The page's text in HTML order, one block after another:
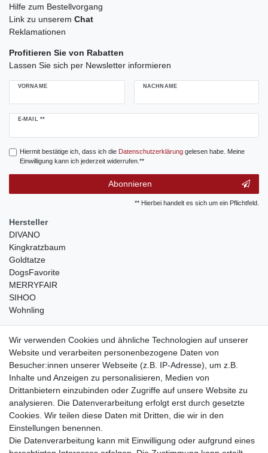
Hilfe zum Bestellvorgang
Link zu unserem Chat
Reklamationen
Profitieren Sie von Rabatten
Lassen Sie sich per Newsletter informieren
VORNAME NACHNAME
E-MAIL **
Newsletter
Hiermit bestätige ich, dass ich die Daten­schutz­erklärunggelesen habe. Meine
Einwilligung kann ich jederzeit widerrufen.**
Abonnieren
** Hierbei handelt es sich um ein Pflichtfeld.
Hersteller
DIVANO
Kingkratzbaum
Goldtatze
DogsFavorite
MERRYFAIR
SIHOO
Wohnling
weitere Shops
traumlampen- Lampen und Kronleuchter
kinderwagencenter- Exklusive und günstige Kinderwagen
gastrogeraete24- alles für Gastronomie und Imbiss
soziale Medien
Facebook
sicher einkaufen
Wir verwenden Cookies und ähnliche Technologien auf unserer
Website und verarbeiten personenbezogene Daten von
Besucher:innen unserer Webseite (z.B. IP-Adresse), um z.B.
Inhalte und Anzeigen zu personalisieren, Medien von
Drittanbietern einzubinden oder Zugriffe auf unsere Website zu
analysieren. Die Datenverarbeitung erfolgt erst durch gesetzte
Cookies. Wir teilen diese Daten mit Dritten, die wir in den
Einstellungen benennen.
Die Datenverarbeitung kann mit Einwilligung oder aufgrund eines